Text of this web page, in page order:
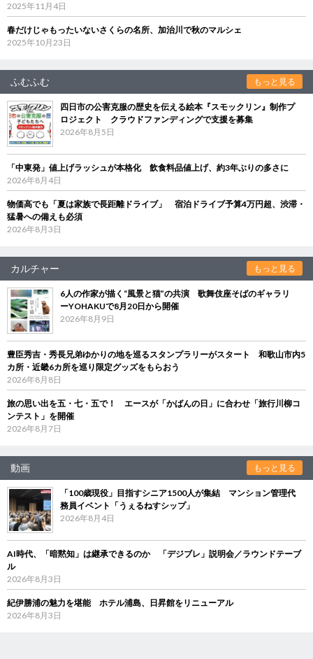
2025年11月4日
春だけじゃもったいないさくらの名所、加治川で秋のマルシェ
2025年10月23日
ふむふむ もっと見る
四日市の公害克服の歴史を伝える絵本『スモックリン』制作プ
ロジェクト クラウドファンディングで支援を募集
2026年8月5日
「中東発」値上げラッシュが本格化 飲食料品値上げ、約3年ぶりの多さに
2026年8月4日
物価高でも「夏は家族で長距離ドライブ」 宿泊ドライブ予算4万円超、渋滞・
猛暑への備えも必須
2026年8月3日
カルチャー もっと見る
6人の作家が描く“風景と猫”の共演 歌舞伎座そばのギャラリ
ーYOHAKUで8月20日から開催
2026年8月9日
豊臣秀吉・秀長兄弟ゆかりの地を巡るスタンプラリーがスタート 和歌山市内5
カ所・近畿6カ所を巡り限定グッズをもらおう
2026年8月8日
旅の思い出を五・七・五で！ エースが「かばんの日」に合わせ「旅行川柳コ
ンテスト」を開催
2026年8月7日
動画 もっと見る
「100歳現役」目指すシニア1500人が集結 マンション管理代
務員イベント「うぇるねすシップ」
2026年8月4日
AI時代、「暗黙知」は継承できるのか 「デジブレ」説明会／ラウンドテーブ
ル
2026年8月3日
紀伊勝浦の魅力を堪能 ホテル浦島、日昇館をリニューアル
2026年8月3日